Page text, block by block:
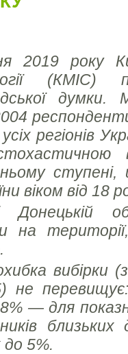
року
(КМІС)
думки.
регіонів
віком від 18
Донецькій
на
вибірки (з
не
— для
до 5%.